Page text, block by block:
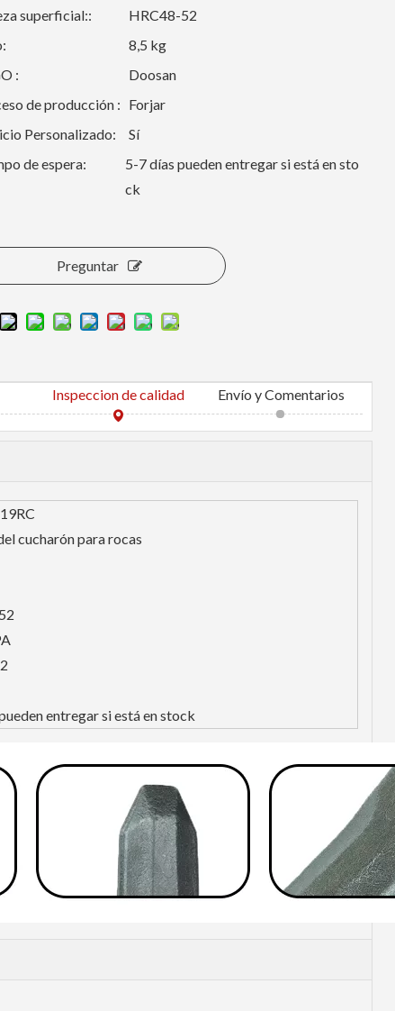
superficial::
HRC48-52
8,5 kg
:
Doosan
de producción : Forjar
Personalizado:
Sí
de espera:
5-7 días pueden entregar si está en sto
ck
Preguntar
Inspeccion de calidad Envío y Comentarios
cucharón para rocas
entregar si está en stock